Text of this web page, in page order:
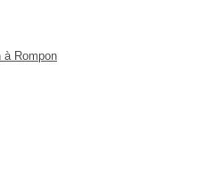
à Rompon